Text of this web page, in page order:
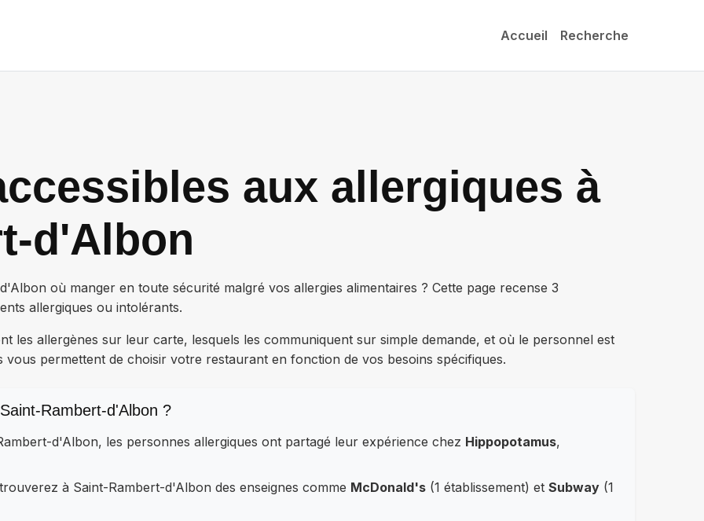
Accueil Recherche
aux allergiques à
d'Albon
où manger en toute sécurité malgré vos allergies alimentaires ? Cette page recense 3
allergiques ou intolérants.
les allergènes sur leur carte, lesquels les communiquent sur simple demande, et où le personnel est
permettent de choisir votre restaurant en fonction de vos besoins spécifiques.
Rambert-d'Albon ?
d'Albon, les personnes allergiques ont partagé leur expérience chez Hippopotamus,
à Saint-Rambert-d'Albon des enseignes comme McDonald's (1 établissement) et Subway (1